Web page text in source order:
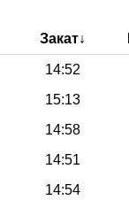
Закат↓
14:52
15:13
14:58
14:51
14:54